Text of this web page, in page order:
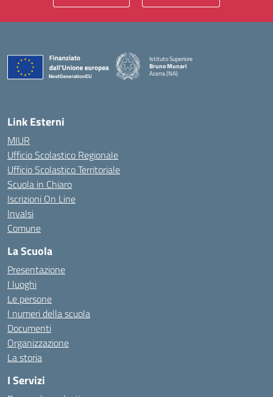
Istituto Superiore
Bruno Munari
Acerra (NA)
Link Esterni
MIUR
Ufficio Scolastico Regionale
Ufficio Scolastico Territoriale
Scuola in Chiaro
Iscrizioni On Line
Invalsi
Comune
La Scuola
Presentazione
I luoghi
Le persone
I numeri della scuola
Documenti
Organizzazione
La storia
I Servizi